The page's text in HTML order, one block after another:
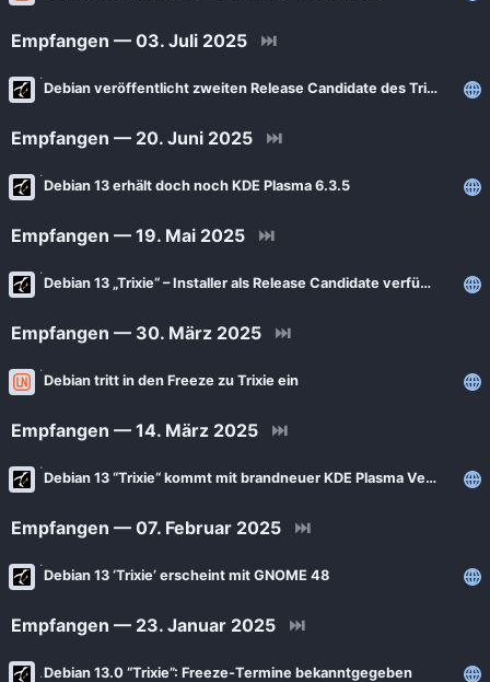
Empfangen — 03. Juli 2025 ⏭
Debian veröffentlicht zweiten Release Candidate des Trixie-Installers
Empfangen — 20. Juni 2025 ⏭
Debian 13 erhält doch noch KDE Plasma 6.3.5
Empfangen — 19. Mai 2025 ⏭
Debian 13 „Trixie“ – Installer als Release Candidate verfügbar
Empfangen — 30. März 2025 ⏭
Debian tritt in den Freeze zu Trixie ein
Empfangen — 14. März 2025 ⏭
Debian 13 “Trixie“ kommt mit brandneuer KDE Plasma Version
Empfangen — 07. Februar 2025 ⏭
Debian 13 ‘Trixie’ erscheint mit GNOME 48
Empfangen — 23. Januar 2025 ⏭
Debian 13.0 “Trixie”: Freeze-Termine bekanntgegeben